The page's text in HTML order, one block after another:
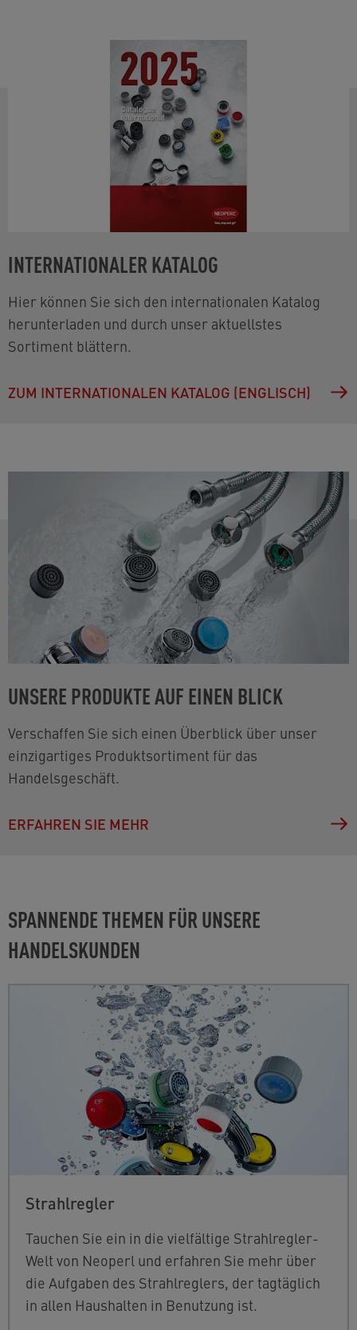
INTERNATIONALER KATALOG
Hier können Sie sich den internationalen Katalog
herunterladen und durch unser aktuellstes
Sortiment blättern.
ZUM INTERNATIONALEN KATALOG (ENGLISCH)
UNSERE PRODUKTE AUF EINEN BLICK
Verschaffen Sie sich einen Überblick über unser
einzigartiges Produktsortiment für das
Handelsgeschäft.
ERFAHREN SIE MEHR
SPANNENDE THEMEN FÜR UNSERE
HANDELSKUNDEN
Strahlregler
Tauchen Sie ein in die vielfältige Strahlregler-
Welt von Neoperl und erfahren Sie mehr über
die Aufgaben des Strahlreglers, der tagtäglich
in allen Haushalten in Benutzung ist.